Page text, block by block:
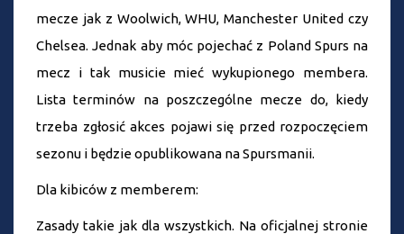
mecze jak z Woolwich, WHU, Manchester United czy
Chelsea. Jednak aby móc pojechać z Poland Spurs na
mecz i tak musicie mieć wykupionego membera.
Lista terminów na poszczególne mecze do, kiedy
trzeba zgłosić akces pojawi się przed rozpoczęciem
sezonu i będzie opublikowana na Spursmanii.
Dla kibiców z memberem:
Zasady takie jak dla wszystkich. Na oficjalnej stronie